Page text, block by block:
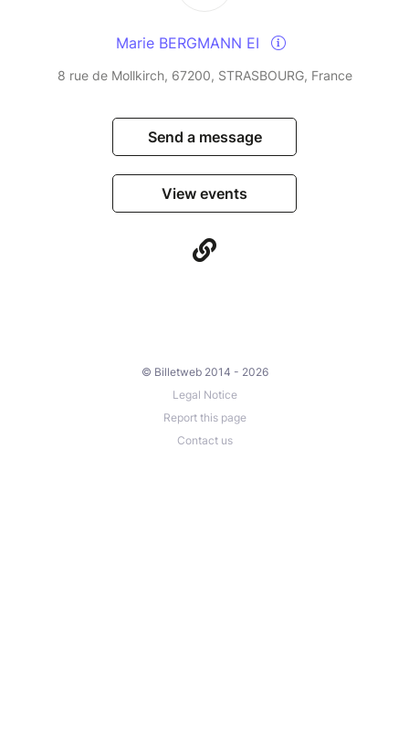
Marie BERGMANN EI
8 rue de Mollkirch, 67200, STRASBOURG, France
Send a message
View events
© Billetweb 2014 - 2026
Legal Notice
Report this page
Contact us